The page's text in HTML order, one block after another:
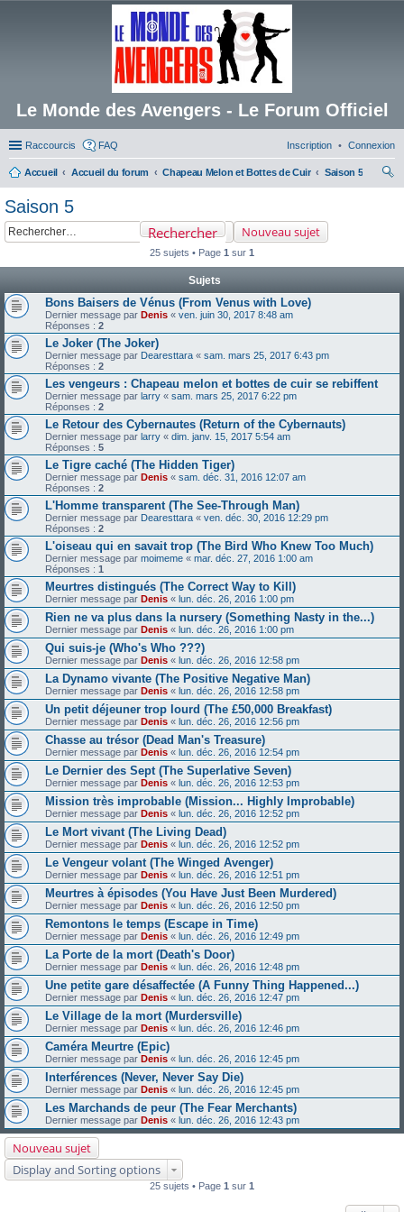
Le Monde des Avengers - Le Forum Officiel
Raccourcis FAQ Connexion
Inscription
Accueil Accueil du forum Chapeau Melon et Bottes de Cuir
Saison 5
Saison 5
Nouveau sujet
Rechercher
25 sujets • Page 1 sur 1
Sujets
Bons Baisers de Vénus (From Venus with Love)
Dernier message par Denis « ven. juin 30, 2017 8:48 am
Réponses : 2
Le Joker (The Joker)
Dernier message par Dearesttara « sam. mars 25, 2017 6:43 pm
Réponses : 2
Les vengeurs : Chapeau melon et bottes de cuir se rebiffent
Dernier message par larry « sam. mars 25, 2017 6:22 pm
Réponses : 2
Le Retour des Cybernautes (Return of the Cybernauts)
Dernier message par larry « dim. janv. 15, 2017 5:54 am
Réponses : 5
Le Tigre caché (The Hidden Tiger)
Dernier message par Denis « sam. déc. 31, 2016 12:07 am
Réponses : 2
L'Homme transparent (The See-Through Man)
Dernier message par Dearesttara « ven. déc. 30, 2016 12:29 pm
Réponses : 2
L'oiseau qui en savait trop (The Bird Who Knew Too Much)
Dernier message par moimeme « mar. déc. 27, 2016 1:00 am
Réponses : 1
Meurtres distingués (The Correct Way to Kill)
Dernier message par Denis « lun. déc. 26, 2016 1:00 pm
Rien ne va plus dans la nursery (Something Nasty in the...)
Dernier message par Denis « lun. déc. 26, 2016 1:00 pm
Qui suis-je (Who's Who ???)
Dernier message par Denis « lun. déc. 26, 2016 12:58 pm
La Dynamo vivante (The Positive Negative Man)
Dernier message par Denis « lun. déc. 26, 2016 12:58 pm
Un petit déjeuner trop lourd (The £50,000 Breakfast)
Dernier message par Denis « lun. déc. 26, 2016 12:56 pm
Chasse au trésor (Dead Man's Treasure)
Dernier message par Denis « lun. déc. 26, 2016 12:54 pm
Le Dernier des Sept (The Superlative Seven)
Dernier message par Denis « lun. déc. 26, 2016 12:53 pm
Mission très improbable (Mission... Highly Improbable)
Dernier message par Denis « lun. déc. 26, 2016 12:52 pm
Le Mort vivant (The Living Dead)
Dernier message par Denis « lun. déc. 26, 2016 12:52 pm
Le Vengeur volant (The Winged Avenger)
Dernier message par Denis « lun. déc. 26, 2016 12:51 pm
Meurtres à épisodes (You Have Just Been Murdered)
Dernier message par Denis « lun. déc. 26, 2016 12:50 pm
Remontons le temps (Escape in Time)
Dernier message par Denis « lun. déc. 26, 2016 12:49 pm
La Porte de la mort (Death's Door)
Dernier message par Denis « lun. déc. 26, 2016 12:48 pm
Une petite gare désaffectée (A Funny Thing Happened...)
Dernier message par Denis « lun. déc. 26, 2016 12:47 pm
Le Village de la mort (Murdersville)
Dernier message par Denis « lun. déc. 26, 2016 12:46 pm
Caméra Meurtre (Epic)
Dernier message par Denis « lun. déc. 26, 2016 12:45 pm
Interférences (Never, Never Say Die)
Dernier message par Denis « lun. déc. 26, 2016 12:45 pm
Les Marchands de peur (The Fear Merchants)
Dernier message par Denis « lun. déc. 26, 2016 12:43 pm
Nouveau sujet
Display and Sorting options
25 sujets • Page 1 sur 1